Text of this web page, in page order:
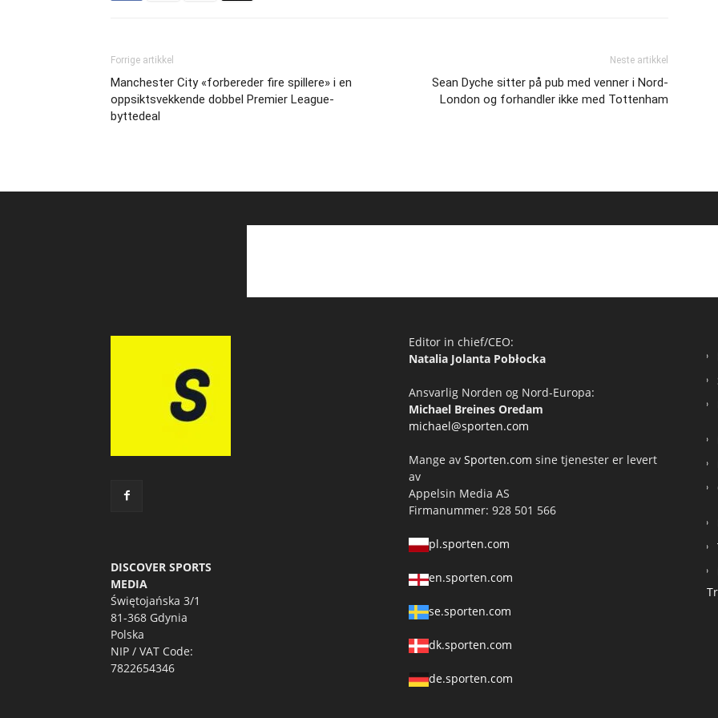
Forrige artikkel
Manchester City «forbereder fire spillere» i en
oppsiktsvekkende dobbel Premier League-
byttedeal
Neste artikkel
Sean Dyche sitter på pub med venner i Nord-
London og forhandler ikke med Tottenham
DISCOVER SPORTS
MEDIA
Świętojańska 3/1
81-368 Gdynia
Polska
NIP / VAT Code:
7822654346
Editor in chief/CEO:
Natalia Jolanta Pobłocka
Ansvarlig Norden og Nord-Europa:
Michael Breines Oredam
michael@sporten.com
Mange av Sporten.com sine tjenester er levert
av
Appelsin Media AS
Firmanummer: 928 501 566
pl.sporten.com
en.sporten.com
se.sporten.com
dk.sporten.com
de.sporten.com